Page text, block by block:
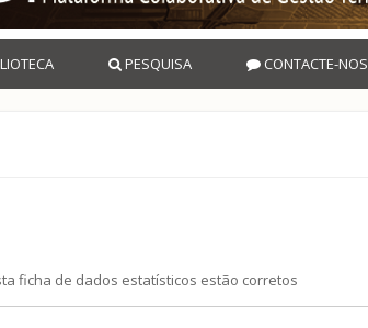
PESQUISA CONTACTE-NOS
ficha de dados estatísticos estão corretos